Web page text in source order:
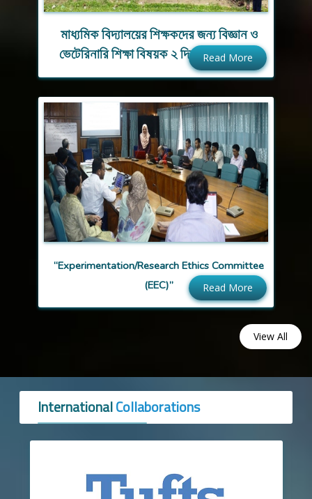
মাধ্যমিক বিদ্যালয়ের শিক্ষকদের জন্য বিজ্ঞান ও
ভেটেরিনারি শিক্ষা বিষয়ক ২ দিন ব্যাপী প্রশিক্ষণ
Read More
“Experimentation/Research Ethics Committee
(EEC)”
Read More
View All
InternationalCollaborations